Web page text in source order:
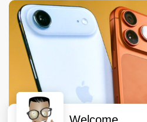
Welcome